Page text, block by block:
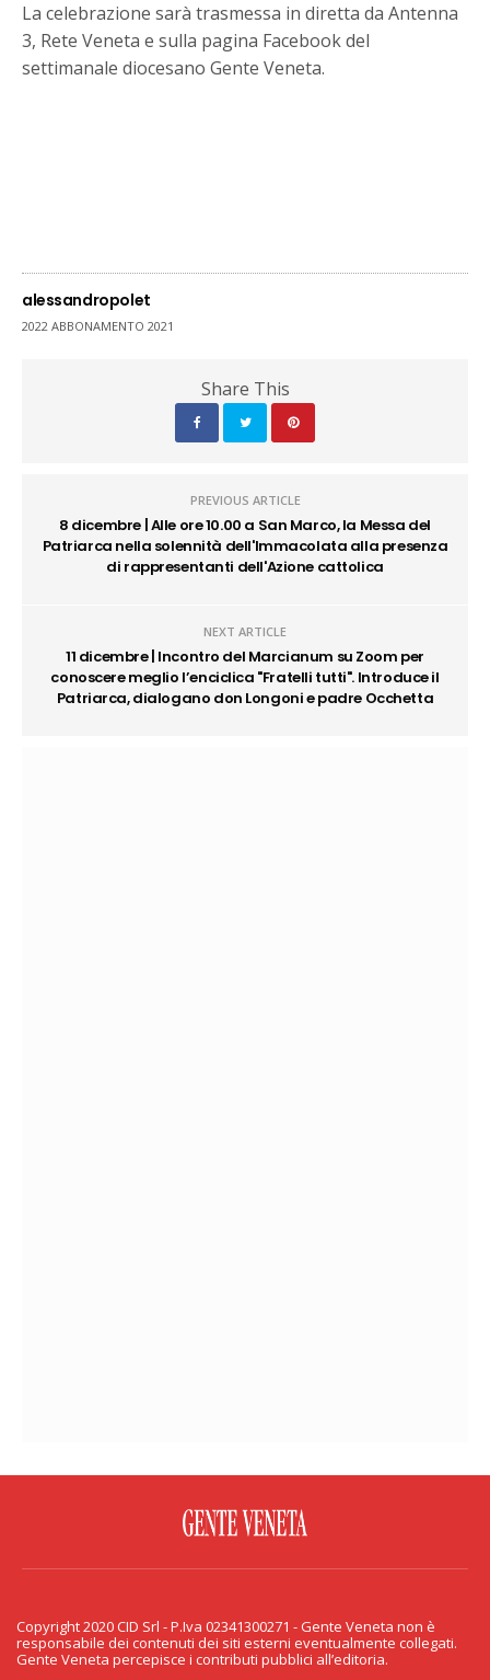
La celebrazione sarà trasmessa in diretta da Antenna
3, Rete Veneta e sulla pagina Facebook del
settimanale diocesano Gente Veneta.
alessandropolet
2022 ABBONAMENTO 2021
Share This
PREVIOUS ARTICLE
8 dicembre | Alle ore 10.00 a San Marco, la Messa del
Patriarca nella solennità dell'Immacolata alla presenza
di rappresentanti dell'Azione cattolica
NEXT ARTICLE
11 dicembre | Incontro del Marcianum su Zoom per
conoscere meglio l’enciclica "Fratelli tutti". Introduce il
Patriarca, dialogano don Longoni e padre Occhetta
PRIVACY & COOKIE
Copyright 2020 CID Srl - P.Iva 02341300271 - Gente Veneta non è responsabile
Copyright 2020 CID Srl - P.Iva 02341300271 - Gente Veneta non è
responsabile dei contenuti dei siti esterni eventualmente collegati.
Gente Veneta percepisce i contributi pubblici all’editoria.